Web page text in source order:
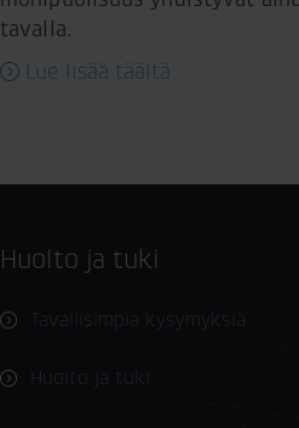
tavalla.
Lue lisää täältä
Huolto ja tuki
Tavallisimpia kysymyksiä
Huolto ja tuki